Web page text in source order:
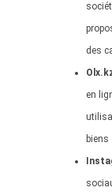
des
en
biens